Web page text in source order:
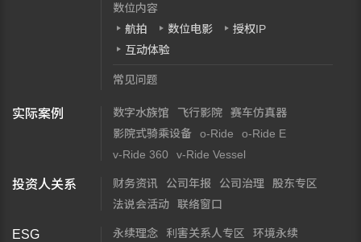
数位内容
航拍
数位电影
授权IP
互动体验
常见问题
实际案例 数字水族馆 飞行影院
赛车仿真器
影院式骑乘设备
o-Ride
o-Ride E
v-Ride 360
v-Ride Vessel
投资人关系 财务资讯 公司年报 公司治理
股东专区
法说会活动
联络窗口
ESG 永续理念 利害关系人专区
环境永续